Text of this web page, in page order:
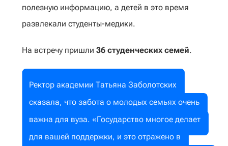
полезную информацию, а детей в это время
развлекали студенты-медики.
На встречу пришли 36 студенческих семей.
Ректор академии Татьяна Заболотских
сказала, что забота о молодых семьях очень
важна для вуза. «Государство многое делает
для вашей поддержки, и это отражено в